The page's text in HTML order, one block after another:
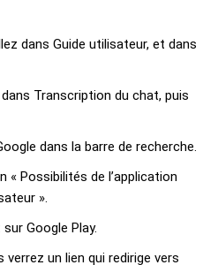
dans Guide utilisateur, et dans
Transcription du chat, puis
dans la barre de recherche.
« Possibilités de l’application
».
Google Play.
un lien qui redirige vers